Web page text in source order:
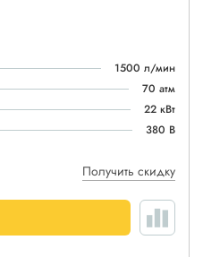
1500 л/мин
70 атм
22 кВт
380 В
Получить скидку